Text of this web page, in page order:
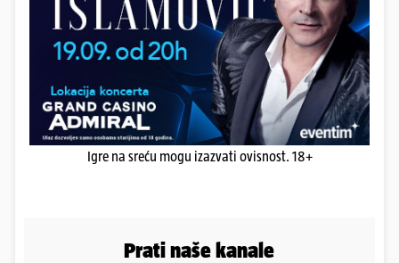
Igre na sreću mogu izazvati ovisnost. 18+
Prati naše kanale